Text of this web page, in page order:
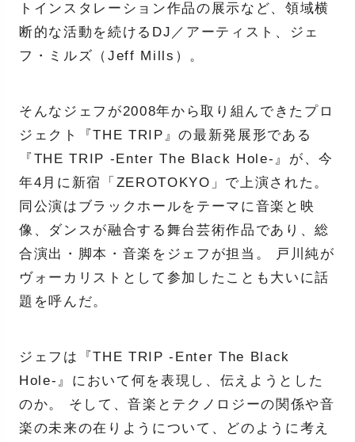
トインスタレーション作品の展示など、領域横
断的な活動を続けるDJ／アーティスト、ジェ
フ・ミルズ（Jeff Mills）。
そんなジェフが2008年から取り組んできたプロ
ジェクト『THE TRIP』の最新発展形である
『THE TRIP -Enter The Black Hole-』が、今
年4月に新宿「ZEROTOKYO」で上演された。
同公演はブラックホールをテーマに音楽と映
像、ダンスが融合する舞台芸術作品であり、総
合演出・脚本・音楽をジェフが担当。 戸川純が
ヴォーカリストとして参加したことも大いに話
題を呼んだ。
ジェフは『THE TRIP -Enter The Black
Hole-』において何を表現し、伝えようとした
のか。 そして、音楽とテクノロジーの関係や音
楽の未来の在りようについて、どのように考え